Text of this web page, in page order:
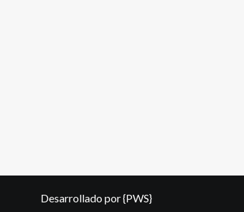
Desarrollado por{PWS}